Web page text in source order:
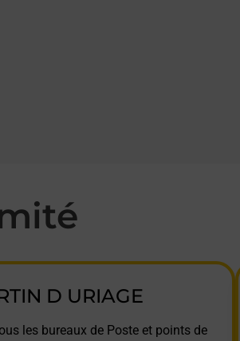
D URIAGE
les bureaux de Poste et points de